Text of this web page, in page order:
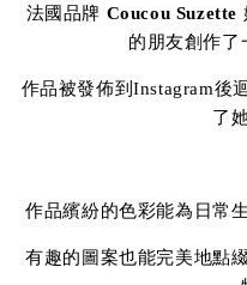
法國品牌 Coucou Suzette
的朋友創作了
作品被發佈到Instagram後
了
作品繽紛的色彩能為日常
有趣的圖案也能完美地點